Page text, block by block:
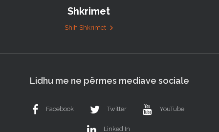
Shkrimet
Shih Shkrimet
Lidhu me ne përmes mediave sociale
Facebook Twitter YouTube
Linked In